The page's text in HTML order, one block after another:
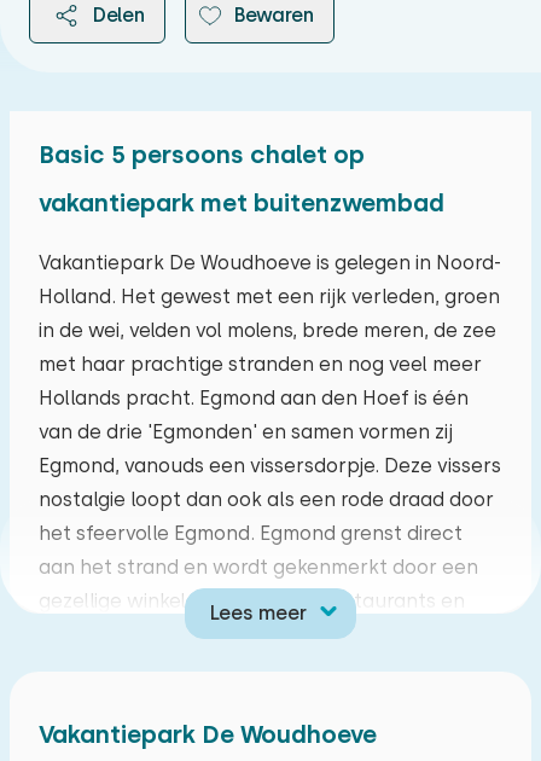
Delen Bewaren
Basic 5 persoons chalet op
vakantiepark met buitenzwembad
Vakantiepark De Woudhoeve is gelegen in Noord-
Holland. Het gewest met een rijk verleden, groen
in de wei, velden vol molens, brede meren, de zee
met haar prachtige stranden en nog veel meer
Hollands pracht. Egmond aan den Hoef is één
van de drie 'Egmonden' en samen vormen zij
Egmond, vanouds een vissersdorpje. Deze vissers
nostalgie loopt dan ook als een rode draad door
het sfeervolle Egmond. Egmond grenst direct
aan het strand en wordt gekenmerkt door een
gezellige winkelstraat, diverse restaurants en
terrassen. Vergeet niet om tijdens uw verblijf een
bezoekje te brengen aan het pittoreske
diverse festivals en kunstmarkten.
Lees meer
augustus 2026
ma di wo do vr za zo
27 28 29 30 31 01 02
03 04 05 06 07 08
10 11 12 13 14 15 16
17 18 19 20 21 22 23
Vakantiepark De Woudhoeve